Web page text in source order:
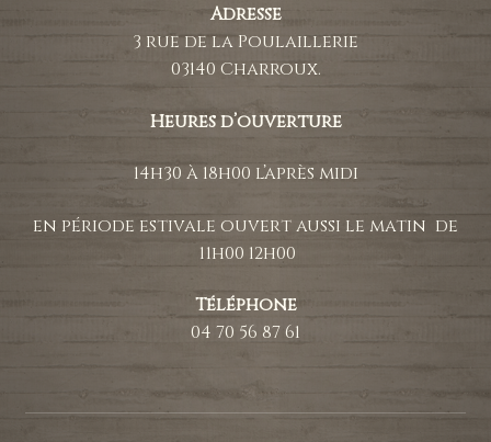
Adresse
3 rue de la Poulaillerie
03140 Charroux.
Heures d’ouverture
14h30 à 18h00 l’après midi
en période estivale ouvert aussi le matin de
11h00 12h00
Téléphone
04 70 56 87 61